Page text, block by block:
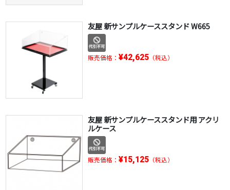
友屋 新サンプルケーススタンド W665
販売価格： ¥42,625（税込）
友屋 新サンプルケーススタンド用 アクリ
ルケース
販売価格： ¥15,125（税込）